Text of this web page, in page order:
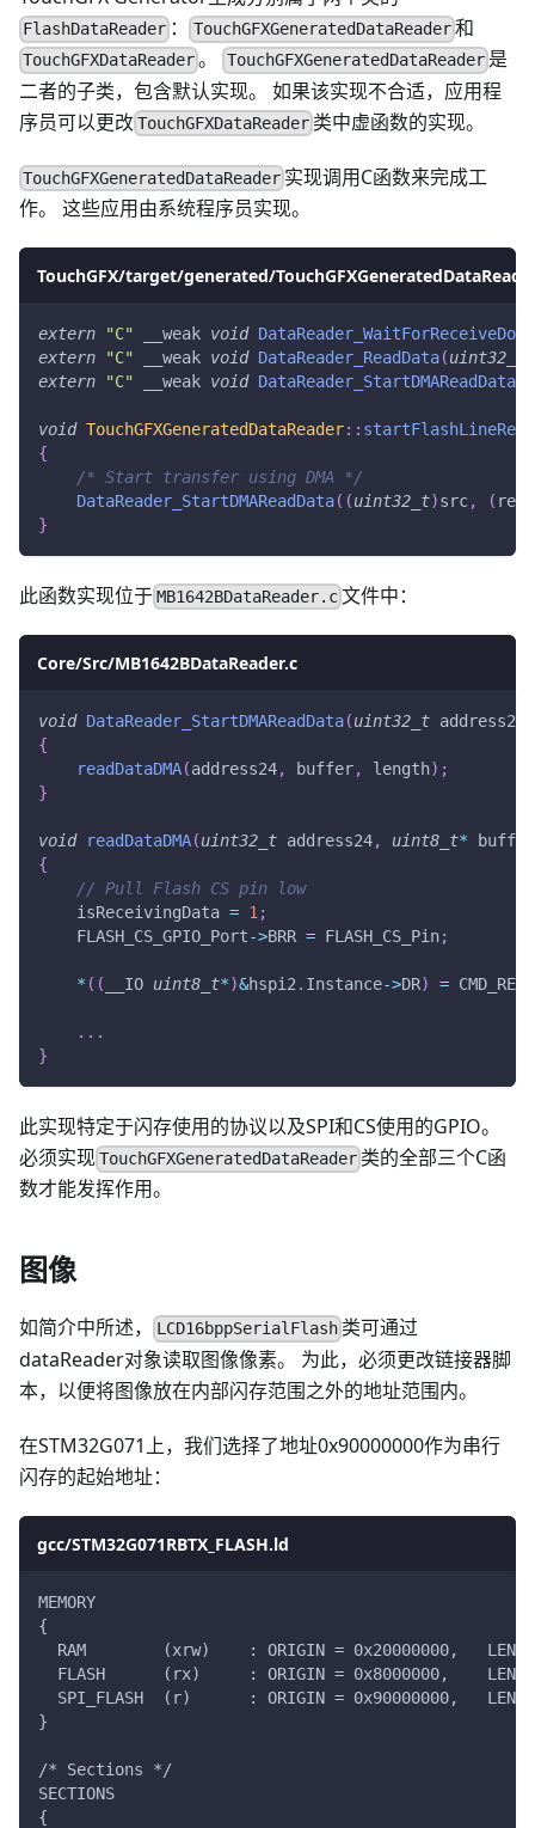
FlashDataReader ： TouchGFXGeneratedDataReader和
TouchGFXDataReader 。 TouchGFXGeneratedDataReader是
二者的子类，包含默认实现。 如果该实现不合适，应用程
序员可以更改TouchGFXDataReader 类中虚函数的实现。
TouchGFXGeneratedDataReader 实现调用C函数来完成工
作。 这些应用由系统程序员实现。
TouchGFX/target/generated/
extern "C" __weak void DataReader_WaitForReceiveDone
extern
"C" __weak void DataReader_ReadData(uint32_t
extern
"C" __weak void DataReader_StartDMAReadData
void TouchGFXGeneratedDataReader:: startFlashLineRead
{
/* Start transfer using DMA */
DataReader_StartDMAReadData( (uint32_t)src, (
}
此函数实现位于MB1642BDataReader.c 文件中：
Core/Src/MB1642BDataReader.c
void DataReader_StartDMAReadData(uint32_t address24
{
readDataDMA(address24, buffer, length) ;
}
void readDataDMA(uint32_t address24, uint8_t* buffer
{
// Pull Flash CS pin low
    isReceivingData
= 1;
    FLASH_CS_GPIO_Port
->BRR = FLASH_CS_Pin;
* ( ( __IO uint8_t*)&hspi2. Instance->DR) = CMD_READ
. . .
}
此实现特定于闪存使用的协议以及SPI和CS使用的GPIO。
必须实现TouchGFXGeneratedDataReader 类的全部三个C函
数才能发挥作用。
图像
如简介中所述， LCD16bppSerialFlash 类可通过
dataReader对象读取图像像素。 为此，必须更改链接器脚
本，以便将图像放在内部闪存范围之外的地址范围内。
在STM32G071上，我们选择了地址0x90000000作为串行
闪存的起始地址：
gcc/STM32G071RBTX_FLASH.ld
MEMORY
{
RAM        (xrw)    : ORIGIN = 0x20000000,
FLASH      (rx)     : ORIGIN = 0x8000000,
SPI_FLASH  (r)      : ORIGIN = 0x90000000,
}
/* Sections */
SECTIONS
{